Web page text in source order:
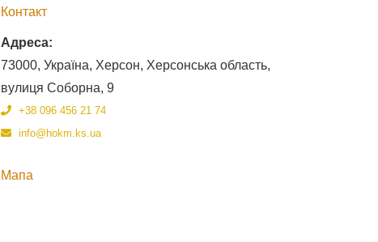
Контакт
Адреса:
73000, Україна, Херсон, Херсонська область,
вулиця Соборна, 9
+38 096 456 21 74
info@hokm.ks.ua
Мапа